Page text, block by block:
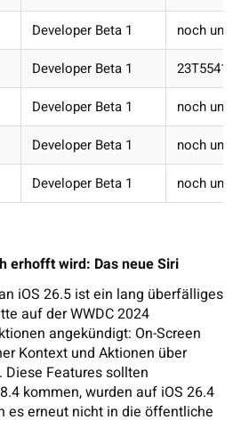
Developer Beta 1
noch
Developer Beta 1
23T5541h
Developer Beta 1
noch
Developer Beta 1
noch
Developer Beta 1 noch
erhofft wird: Das neue Siri
iOS 26.5 ist ein lang überfälliges
auf der WWDC 2024
angekündigt: On-Screen
Kontext und Aktionen über
Features sollten
kommen, wurden auf iOS 26.4
es erneut nicht in die öffentliche